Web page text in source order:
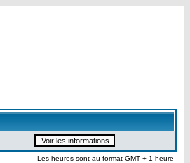
Les heures sont au format GMT + 1 heure